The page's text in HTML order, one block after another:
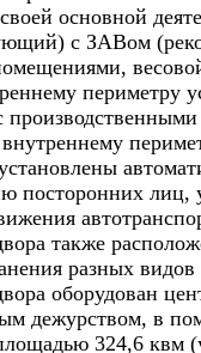
основной
с ЗАВом
периметру
посторонних лиц,
также
разных
оборудован
дежурством, в
324,6 квм